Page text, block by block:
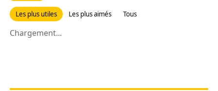
Les plus utiles Les plus aimés Tous
Chargement...